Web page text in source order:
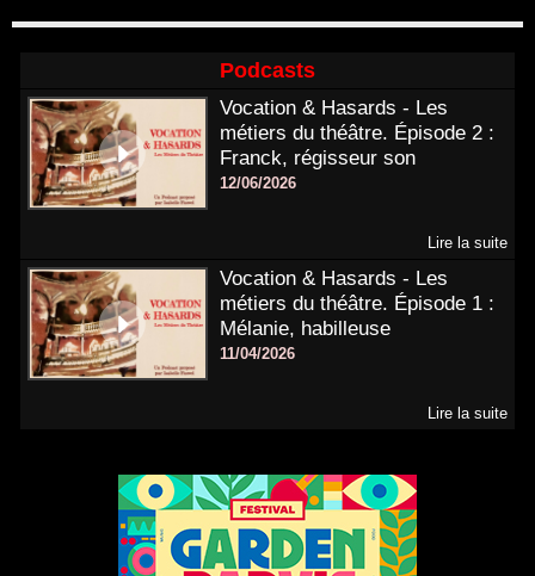
Podcasts
Vocation & Hasards - Les
métiers du théâtre. Épisode 2 :
Franck, régisseur son
12/06/2026
Lire la suite
Vocation & Hasards - Les
métiers du théâtre. Épisode 1 :
Mélanie, habilleuse
11/04/2026
Lire la suite